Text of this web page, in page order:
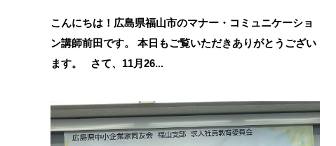
こんにちは！広島県福山市のマナー・コミュニケーショ
ン講師前田です。 本日もご覧いただきありがとうござい
ます。 さて、11月26...